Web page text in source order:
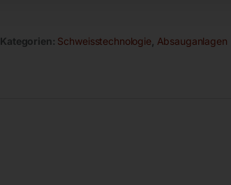
Kategorien: Schweisstechnologie Absauganlagen